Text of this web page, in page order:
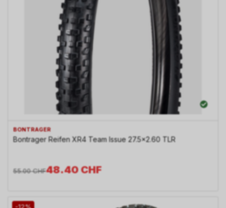
BONTRAGER
Bontrager Reifen XR4 Team Issue 27.5x2.60 TLR
48.40CHF
55.00 CHF